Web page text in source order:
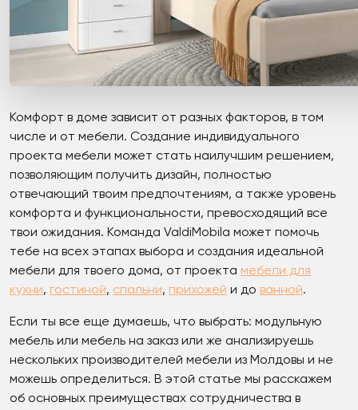
Комфорт в доме зависит от разных факторов, в том
числе и от мебели. Создание индивидуального
проекта мебели может стать наилучшим решением,
позволяющим получить дизайн, полностью
отвечающий твоим предпочтениям, а также уровень
комфорта и функциональности, превосходящий все
твои ожидания. Команда ValdiMobila может помочь
тебе на всех этапах выбора и создания идеальной
мебели для твоего дома, от проекта мебели для
кухни, гостиной, спальни, прихожей и до ванной.
Если ты все еще думаешь, что выбрать: модульную
мебель или мебель на заказ или же анализируешь
нескольких производителей мебели из Молдовы и не
можешь определиться. В этой статье мы расскажем
об основных преимуществах сотрудничества в